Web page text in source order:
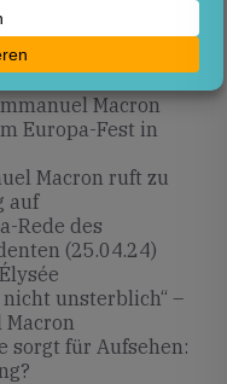
Macron
Europa-Fest in
Macron ruft zu
auf
Rede des
(25.04.24)
nicht unsterblich“ –
sorgt für Aufsehen: